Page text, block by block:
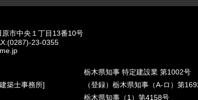
市中央１丁目13番10号
23-0355
栃木県知事 特定建設業 第1002号
築士事務所]
（登録）栃木県知事（A-ロ）第
栃木県知事（1）第4158号